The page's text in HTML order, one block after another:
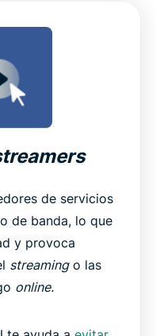
de servicios
de banda, lo que
y provoca
streamingo las
online.